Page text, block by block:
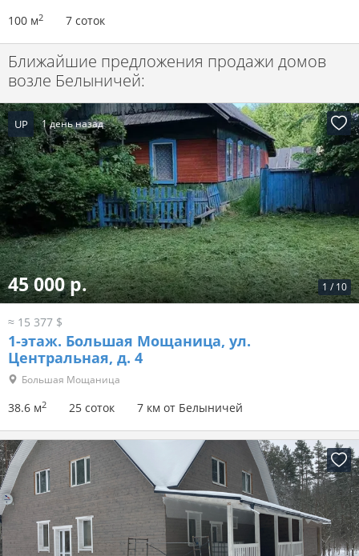
100 м2 7 соток
Ближайшие предложения продажи домов
возле Белыничей:
UP 1 день назад
1 / 10
45 000 р.
≈ 15 377 $
1-этаж. Большая Мощаница, ул.
Центральная, д. 4
Большая Мощаница
38.6 м2 25 соток 7 км от Белыничей